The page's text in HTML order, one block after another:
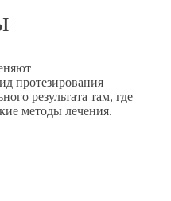
протезирования
результата там, где
методы лечения.